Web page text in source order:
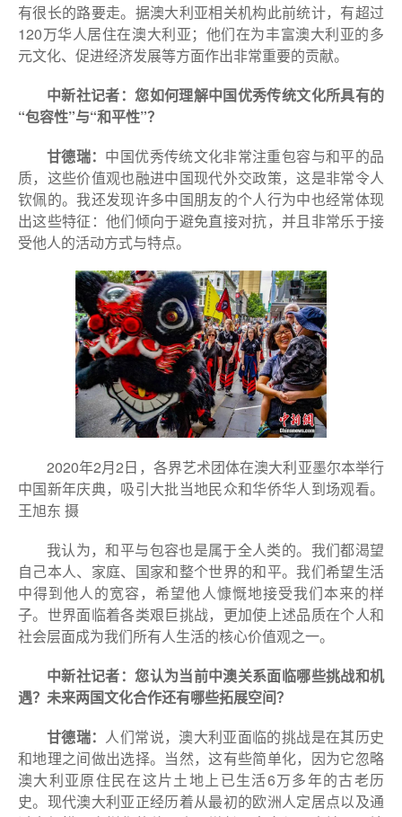
有很长的路要走。据澳大利亚相关机构此前统计，有超过
120万华人居住在澳大利亚；他们在为丰富澳大利亚的多
元文化、促进经济发展等方面作出非常重要的贡献。
中新社记者：您如何理解中国优秀传统文化所具有的
“包容性”与“和平性”？
甘德瑞： 中国优秀传统文化非常注重包容与和平的品
质，这些价值观也融进中国现代外交政策，这是非常令人
钦佩的。我还发现许多中国朋友的个人行为中也经常体现
出这些特征：他们倾向于避免直接对抗，并且非常乐于接
受他人的活动方式与特点。
2020年2月2日，各界艺术团体在澳大利亚墨尔本举行
中国新年庆典，吸引大批当地民众和华侨华人到场观看。
王旭东 摄
我认为，和平与包容也是属于全人类的。我们都渴望
自己本人、家庭、国家和整个世界的和平。我们希望生活
中得到他人的宽容，希望他人慷慨地接受我们本来的样
子。世界面临着各类艰巨挑战，更加使上述品质在个人和
社会层面成为我们所有人生活的核心价值观之一。
中新社记者：您认为当前中澳关系面临哪些挑战和机
遇？未来两国文化合作还有哪些拓展空间？
甘德瑞： 人们常说，澳大利亚面临的挑战是在其历史
和地理之间做出选择。当然，这有些简单化，因为它忽略
澳大利亚原住民在这片土地上已生活6万多年的古老历
史。现代澳大利亚正经历着从最初的欧洲人定居点以及通